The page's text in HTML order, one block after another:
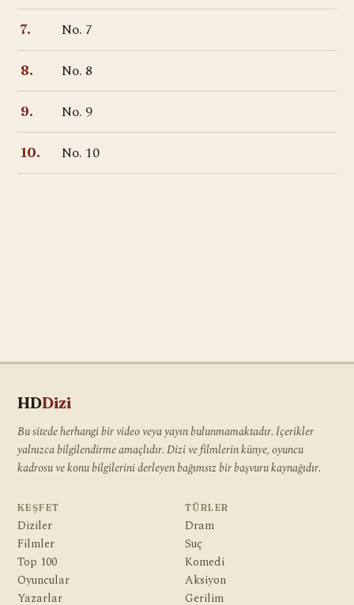
7. No. 7
8. No. 8
9. No. 9
10. No. 10
HDDizi
Bu sitede herhangi bir video veya yayın bulunmamaktadır. İçerikler
yalnızca bilgilendirme amaçlıdır. Dizi ve filmlerin künye, oyuncu
kadrosu ve konu bilgilerini derleyen bağımsız bir başvuru kaynağıdır.
KEŞFET
Diziler
Filmler
Top 100
Oyuncular
Yazarlar
TÜRLER
Dram
Suç
Komedi
Aksiyon
Gerilim